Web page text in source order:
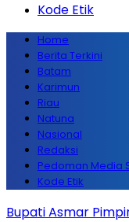
Kode Etik
Home
Berita Terkini
Batam
Karimun
Riau
Natuna
Nasional
Redaksi
Pedoman Media
Kode Etik
Bupati Asmar